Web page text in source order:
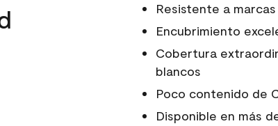
Resistente a
Encubrimiento
Cobertura
blancos
Poco contenido de
Disponible en más